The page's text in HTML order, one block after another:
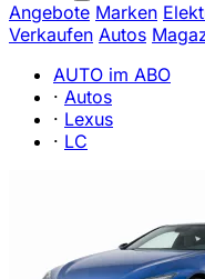
Angebote Marken
Verkaufen Autos
AUTO im ABO
· Autos
· Lexus
· LC